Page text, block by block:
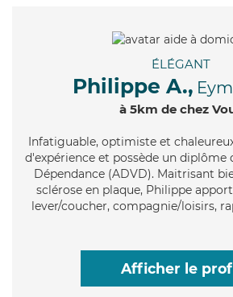
ÉLÉGANT
Philippe A.,
à 5km de chez
Infatiguable, optimiste et
d'expérience et possède un diplôme
Dépendance (ADVD). Maitrisant
sclérose en plaque, Philippe
lever/coucher, compagnie/loisirs,
Afficher le